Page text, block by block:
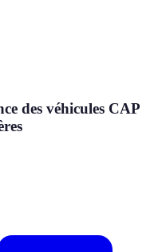
des véhicules CAP